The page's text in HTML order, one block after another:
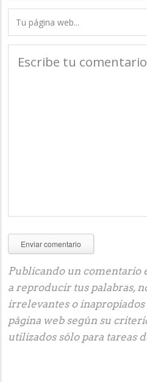
Publicando un comentario
a reproducir tus palabras,
irrelevantes o
página web según su
utilizados sólo para tareas